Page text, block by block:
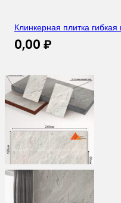
Клинкерная плитка
0,00 ₽